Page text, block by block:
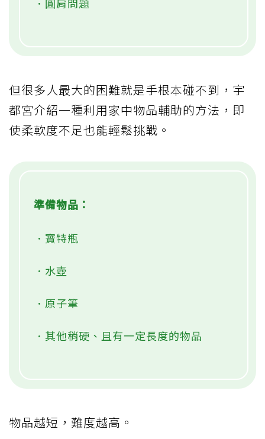
但很多人最大的困難就是手根本碰不到，宇
都宮介紹一種利用家中物品輔助的方法，即
使柔軟度不足也能輕鬆挑戰。
準備物品：
．寶特瓶
．水壺
．原子筆
．其他稍硬、且有一定長度的物品
物品越短，難度越高。